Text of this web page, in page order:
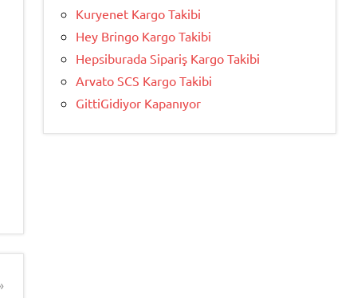
Kuryenet Kargo Takibi
Hey Bringo Kargo Takibi
Hepsiburada Sipariş Kargo Takibi
Arvato SCS Kargo Takibi
GittiGidiyor Kapanıyor